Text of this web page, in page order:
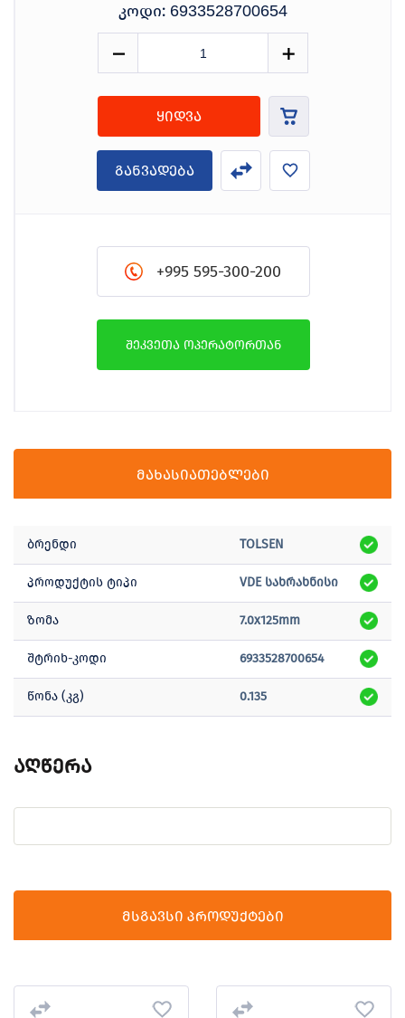
კოდი: 6933528700654
ყიდვა
განვადება
+995 595-300-200
შეკვეთა ოპერატორთან
მახასიათებლები
ბრენდი TOLSEN
პროდუქტის ტიპი VDE სახრახნისი
ზომა 7.0x125mm
შტრიხ-კოდი 6933528700654
წონა (კგ) 0.135
აღწერა
მსგავსი პროდუქტები